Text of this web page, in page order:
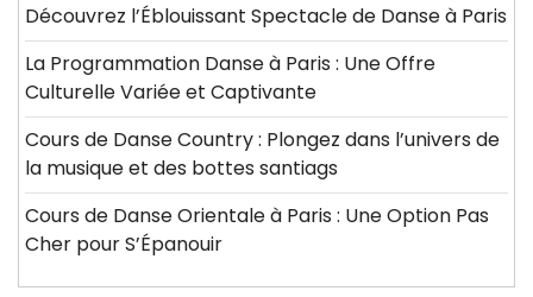
Découvrez l’Éblouissant Spectacle de Danse à Paris
La Programmation Danse à Paris : Une Offre
Culturelle Variée et Captivante
Cours de Danse Country : Plongez dans l’univers de
la musique et des bottes santiags
Cours de Danse Orientale à Paris : Une Option Pas
Cher pour S’Épanouir